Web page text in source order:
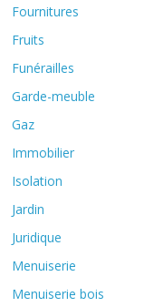
Fournitures
Fruits
Funérailles
Garde-meuble
Gaz
Immobilier
Isolation
Jardin
Juridique
Menuiserie
Menuiserie bois